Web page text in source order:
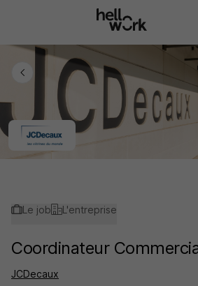
Le job L'entreprise
Coordinateur
JCDecaux